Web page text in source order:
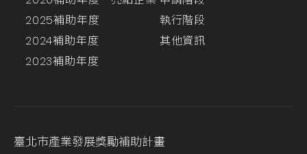
2025補助年度
2024補助年度
2023補助年度
執行階段
其他資訊
臺北市產業發展獎勵補助計畫